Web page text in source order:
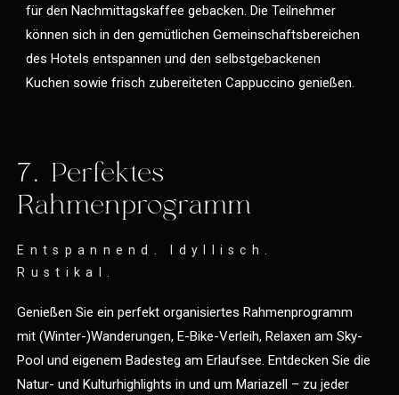
für den Nachmittagskaffee gebacken. Die Teilnehmer
können sich in den gemütlichen Gemeinschaftsbereichen
des Hotels entspannen und den selbstgebackenen
Kuchen sowie frisch zubereiteten Cappuccino genießen.
7. Perfektes
Rahmenprogramm
Entspannend. Idyllisch.
Rustikal.
Genießen Sie ein perfekt organisiertes Rahmenprogramm
mit (Winter-)Wanderungen, E-Bike-Verleih, Relaxen am Sky-
Pool und eigenem Badesteg am Erlaufsee. Entdecken Sie die
Natur- und Kulturhighlights in und um Mariazell – zu jeder